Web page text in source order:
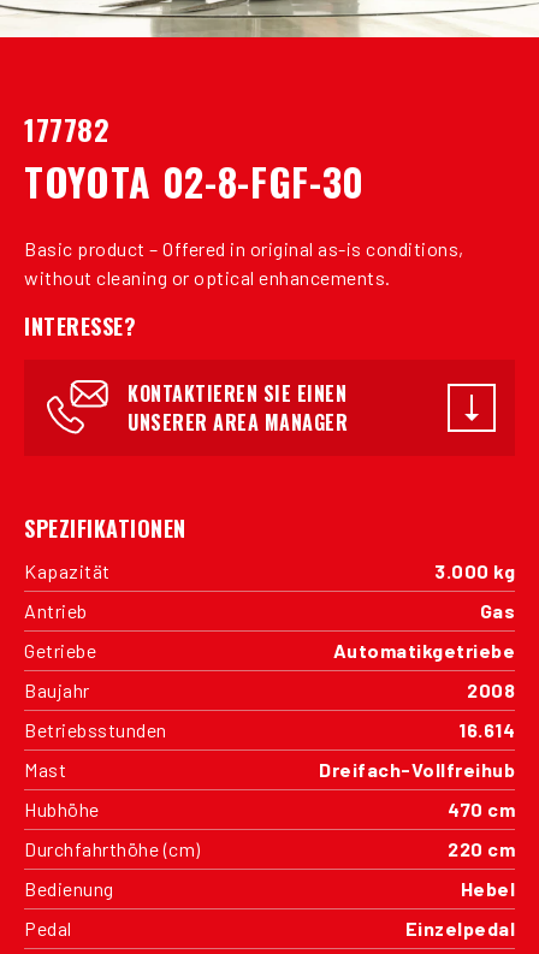
177782
TOYOTA 02-8-FGF-30
Basic product – Offered in original as-is conditions,
without cleaning or optical enhancements.
INTERESSE?
KONTAKTIEREN SIE EINEN
UNSERER AREA MANAGER
SPEZIFIKATIONEN
Kapazität
3.000 kg
Antrieb
Gas
Getriebe
Automatikgetriebe
Baujahr
2008
Betriebsstunden
16.614
Mast
Dreifach-Vollfreihub
Hubhöhe
470 cm
Durchfahrthöhe (cm)
220 cm
Bedienung
Hebel
Pedal
Einzelpedal